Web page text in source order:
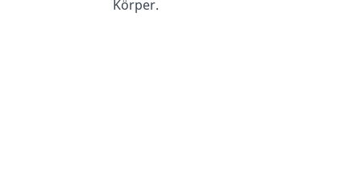
Körper.